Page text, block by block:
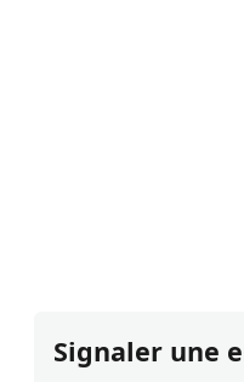
Signaler une